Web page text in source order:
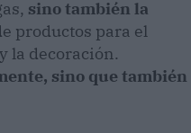
sino también la
productos para el
la decoración.
sino que también